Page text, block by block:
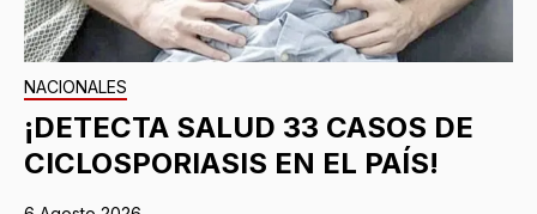
NACIONALES
¡DETECTA SALUD 33 CASOS DE
CICLOSPORIASIS EN EL PAÍS!